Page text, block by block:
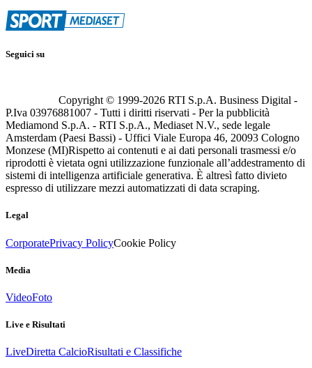
Seguici su
Copyright © 1999-2026 RTI S.p.A. Business Digital -
P.Iva 03976881007 - Tutti i diritti riservati - Per la pubblicità
Mediamond S.p.A. - RTI S.p.A., Mediaset N.V., sede legale
Amsterdam (Paesi Bassi) - Uffici Viale Europa 46, 20093 Cologno
Monzese (MI)Rispetto ai contenuti e ai dati personali trasmessi e/o
riprodotti è vietata ogni utilizzazione funzionale all’addestramento di
sistemi di intelligenza artificiale generativa. È altresì fatto divieto
espresso di utilizzare mezzi automatizzati di data scraping.
Legal
CorporatePrivacy PolicyCookie Policy
Media
VideoFoto
Live e Risultati
LiveDiretta CalcioRisultati e Classifiche